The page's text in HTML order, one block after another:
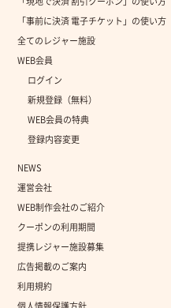
「事前に決済 電子チケット」の使い方
全てのレジャー施設
WEB会員
ログイン
新規登録（無料）
WEB会員の特典
登録内容変更
NEWS
運営会社
WEB制作会社のご紹介
クーポンの利用期間
提携レジャー施設募集
広告掲載のご案内
利用規約